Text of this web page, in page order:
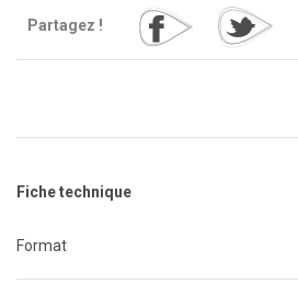
Partagez !
Fiche technique
Format